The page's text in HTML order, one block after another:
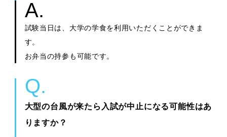
試験当日は、大学の学食を利用いただくことができま
す。
お弁当の持参も可能です。
大型の台風が来たら入試が中止になる可能性はあ
りますか？